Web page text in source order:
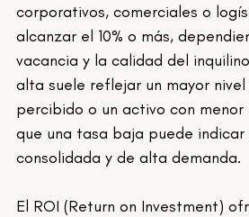
corporativos, comerciales o
alcanzar el 10% o más,
vacancia y la calidad del
alta suele reflejar un mayor
percibido o un activo con menor
que una tasa baja puede indicar
consolidada y de alta demanda.
El ROI (Return on Investment)